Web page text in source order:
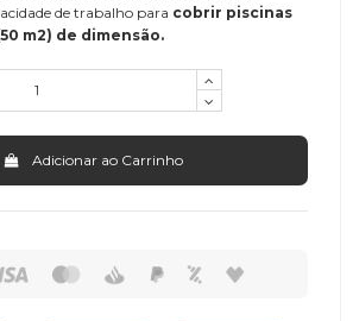
de trabalho para cobrir piscinas
m2) de dimensão.
Adicionar ao Carrinho